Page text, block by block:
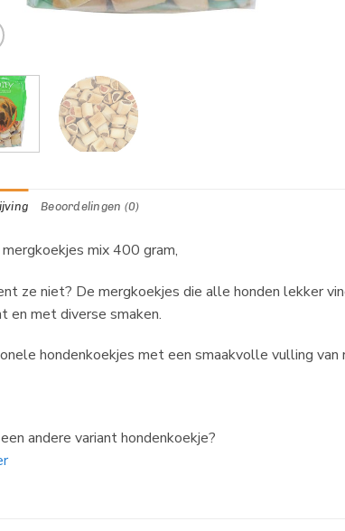
Beoordelingen (0)
mix 400 gram,
ze niet? De mergkoekjes die alle honden lekker
en met diverse smaken.
hondenkoekjes met een smaakvolle vulling
andere variant hondenkoekje?